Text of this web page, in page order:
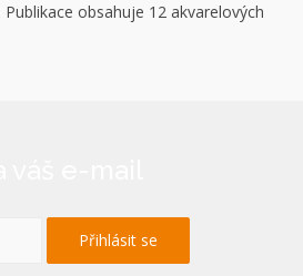
obsahuje 12 akvarelových